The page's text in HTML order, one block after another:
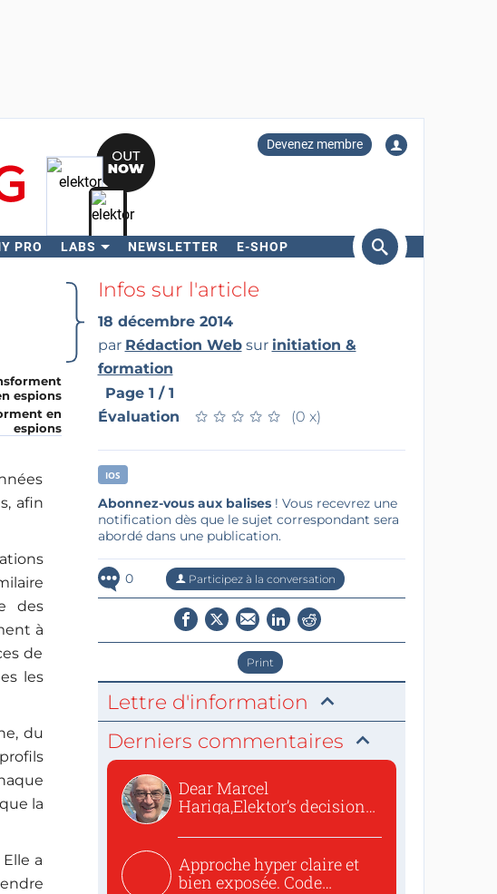
Devenez membre
PRO LABS NEWSLETTER E-SHOP
Rechercher
en
espions
afin
des
à
de
les
du
la
a
Infos sur l'article
18 décembre 2014
par Rédaction Websur initiation &
formation
Page 1 / 1
Évaluation
★ ★ ★ ★ ★
★ ★ ★ ★ ★ (0 x)
IOS
Abonnez-vous aux balises! Vous recevrez une
notification dès que le sujet correspondant sera
abordé dans une publication.
0 Participez à la conversation
Print
Lettre d'information
Derniers commentaires
Dear Marcel
Hariga,Elektor’s decision
Approche hyper claire et
bien exposée. Code